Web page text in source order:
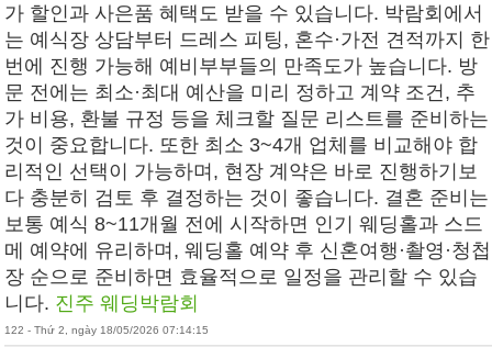
가 할인과 사은품 혜택도 받을 수 있습니다. 박람회에서
는 예식장 상담부터 드레스 피팅, 혼수·가전 견적까지 한
번에 진행 가능해 예비부부들의 만족도가 높습니다. 방
문 전에는 최소·최대 예산을 미리 정하고 계약 조건, 추
가 비용, 환불 규정 등을 체크할 질문 리스트를 준비하는
것이 중요합니다. 또한 최소 3~4개 업체를 비교해야 합
리적인 선택이 가능하며, 현장 계약은 바로 진행하기보
다 충분히 검토 후 결정하는 것이 좋습니다. 결혼 준비는
보통 예식 8~11개월 전에 시작하면 인기 웨딩홀과 스드
메 예약에 유리하며, 웨딩홀 예약 후 신혼여행·촬영·청첩
장 순으로 준비하면 효율적으로 일정을 관리할 수 있습
니다. 진주 웨딩박람회
122 - Thứ 2, ngày 18/05/2026 07:14:15